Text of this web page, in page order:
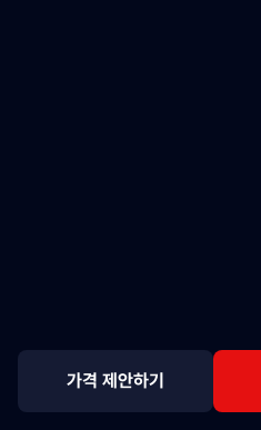
가격 제안하기